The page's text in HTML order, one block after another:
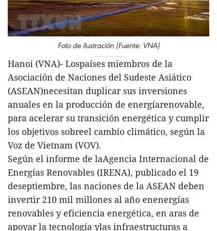
Foto de ilustración (Fuente: VNA)
Hanoi (VNA)- Lospaíses miembros de la
Asociación de Naciones del Sudeste Asiático
(ASEAN)necesitan duplicar sus inversiones
anuales en la producción de energíarenovable,
para acelerar su transición energética y cumplir
los objetivos sobreel cambio climático, según la
Voz de Vietnam (VOV).
Según el informe de laAgencia Internacional de
Energías Renovables (IRENA), publicado el 19
deseptiembre, las naciones de la ASEAN deben
invertir 210 mil millones al año enenergías
renovables y eficiencia energética, en aras de
apoyar la tecnología ylas infraestructuras a